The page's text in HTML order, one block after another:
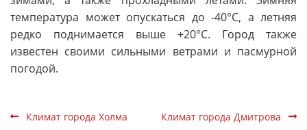
температура может опускаться до -40°C, а летняя
редко поднимается выше +20°C. Город также
известен своими сильными ветрами и пасмурной
погодой.
Климат города Холма Климат города Дмитрова